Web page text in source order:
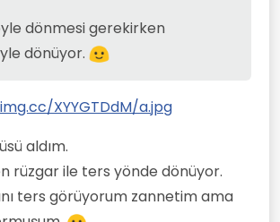
dönmesi gerekirken
dönüyor.
XYYGTDdM/a.jpg
aldım.
rüzgar ile ters yönde dönüyor.
ters görüyorum zannetim ama